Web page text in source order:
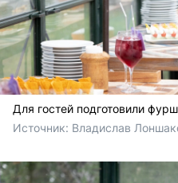
Для гостей подготовили
Источник: Владислав